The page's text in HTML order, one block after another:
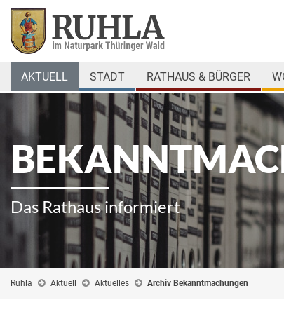
AKTUELL STADT RATHAUS & BÜRGER
Das Rathaus informiert
Ruhla Aktuell Aktuelles Archiv Bekanntmachungen